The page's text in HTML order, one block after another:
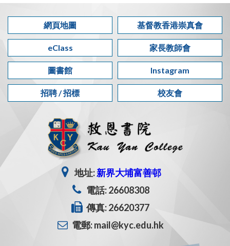
網頁地圖 基督教香港崇真會
eClass 家長教師會
圖書館 Instagram
招聘 / 招標 校友會
地址:新界大埔富善邨
電話: 26608308
傳真: 26620377
電郵: mail@kyc.edu.hk